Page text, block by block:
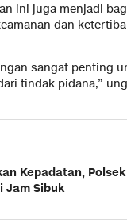
ini juga menjadi
dan
sangat penting
tindak pidana,”
Kepadatan,
Jam Sibuk